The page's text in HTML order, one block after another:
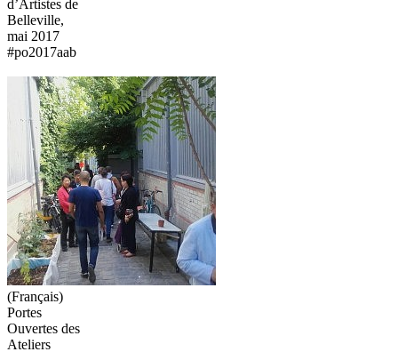
d’Artistes de
Belleville,
mai 2017
#po2017aab
(Français)
Portes
Ouvertes des
Ateliers